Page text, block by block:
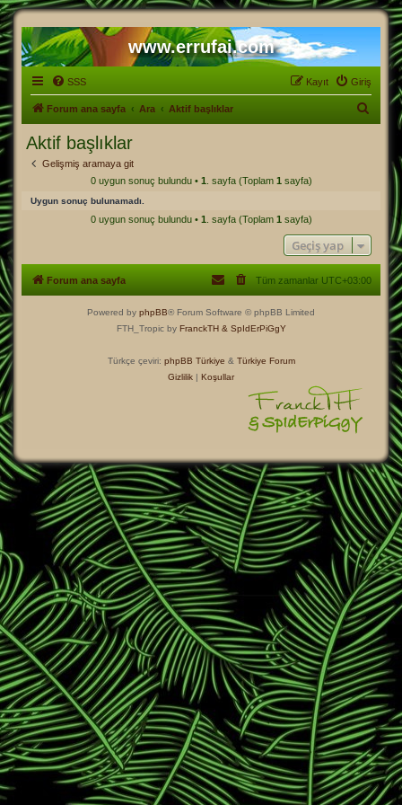
www.errufai.com
SSS Giriş
Kayıt
Forum ana sayfa Ara Aktif başlıklar
Aktif başlıklar
Gelişmiş aramaya git
0 uygun sonuç bulundu • 1 . sayfa (Toplam 1 sayfa)
Uygun sonuç bulunamadı.
0 uygun sonuç bulundu • 1 . sayfa (Toplam 1 sayfa)
Geçiş yap
Forum ana sayfa Tüm zamanlar UTC+03:00
Powered by phpBB® Forum Software © phpBB Limited
FTH_Tropic by FranckTH & SpIdErPiGgY
Türkçe çeviri: phpBB Türkiye & Türkiye Forum
Gizlilik | Koşullar